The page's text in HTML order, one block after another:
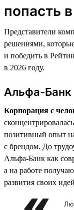
попасть
Представители
решениями,
и победить в
в 2026 году.
Альфа-Банк
Корпорация с
позитивный опыт
с брендом. До
Альфа-Банк как
а на работе
развития своих